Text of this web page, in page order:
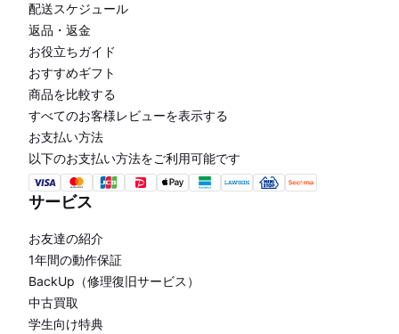
配送スケジュール
返品・返金
お役立ちガイド
おすすめギフト
商品を比較する
すべてのお客様レビューを表示する
お支払い方法
以下のお支払い方法をご利用可能です
サービス
お友達の紹介
1年間の動作保証
BackUp（修理復旧サービス）
中古買取
学生向け特典